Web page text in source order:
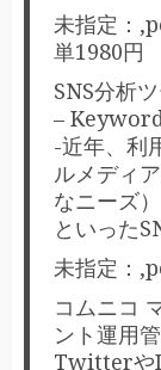
未指定：
単1980円
SNS分析
–
-近年、利
ルメディ
なニーズ
といった
未指定：
コムニコ
ント運用
Twitterや